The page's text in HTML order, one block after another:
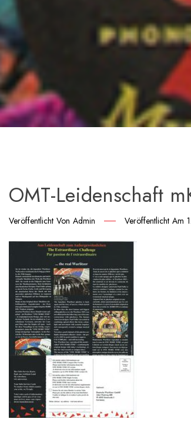
OMT-Leidenschaft
Veröffentlicht Von Admin Veröffentlicht Am